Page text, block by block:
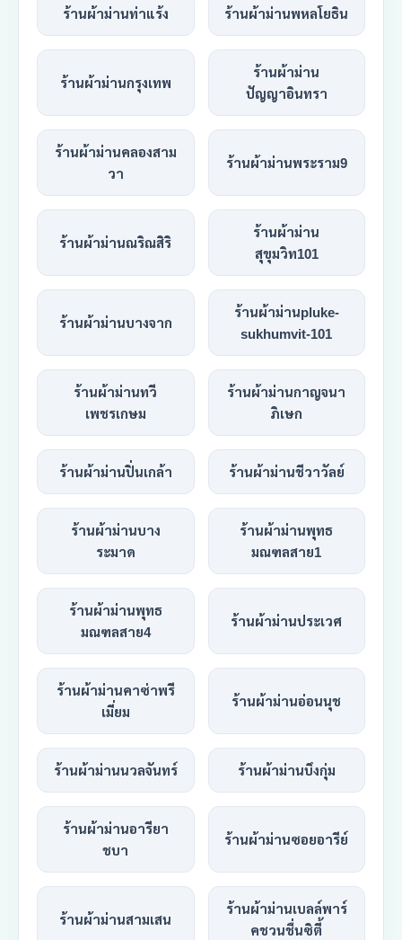
ร้านผ้าม่านท่าแร้ง ร้านผ้าม่านพหลโยธิน
ร้านผ้าม่านกรุงเทพ
ร้านผ้าม่าน
ปัญญาอินทรา
ร้านผ้าม่านคลองสาม
วา
ร้านผ้าม่านพระราม9
ร้านผ้าม่านณริณสิริ
ร้านผ้าม่าน
สุขุมวิท101
ร้านผ้าม่านบางจาก
ร้านผ้าม่านpluke-
sukhumvit-101
ร้านผ้าม่านทวี
เพชรเกษม
ร้านผ้าม่านกาญจนา
ภิเษก
ร้านผ้าม่านปิ่นเกล้า ร้านผ้าม่านชีวาวัลย์
ร้านผ้าม่านบาง
ระมาด
ร้านผ้าม่านพุทธ
มณฑลสาย1
ร้านผ้าม่านพุทธ
มณฑลสาย4
ร้านผ้าม่านประเวศ
ร้านผ้าม่านคาซ่าพรี
เมี่ยม
ร้านผ้าม่านอ่อนนุช
ร้านผ้าม่านนวลจันทร์ ร้านผ้าม่านบึงกุ่ม
ร้านผ้าม่านอารียา
ชบา
ร้านผ้าม่านซอยอารีย์
ร้านผ้าม่านสามเสน
ร้านผ้าม่านเบลล์พาร์
คชวนชื่นซิตี้